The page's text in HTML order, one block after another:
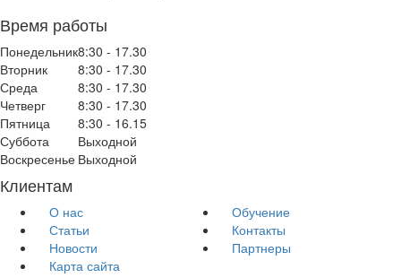
Время работы
Понедельник8:30 - 17.30
Вторник
8:30 - 17.30
Среда
8:30 - 17.30
Четверг
8:30 - 17.30
Пятница
8:30 - 16.15
Суббота
Выходной
Воскресенье Выходной
Клиентам
О нас
Обучение
Статьи
Контакты
Новости
Партнеры
Карта сайта